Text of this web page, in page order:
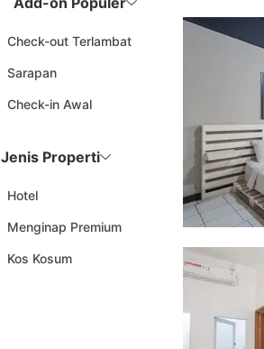
Check-out Terlambat
Sarapan
Check-in Awal
Jenis Properti
Hotel
Menginap Premium
Kos Kosum